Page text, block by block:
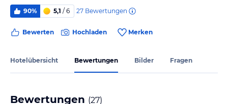
90% 5,1 / 6 27 Bewertungen
Bewerten Hochladen Merken
Hotelübersicht Bewertungen Bilder Fragen
Bewertungen (27)